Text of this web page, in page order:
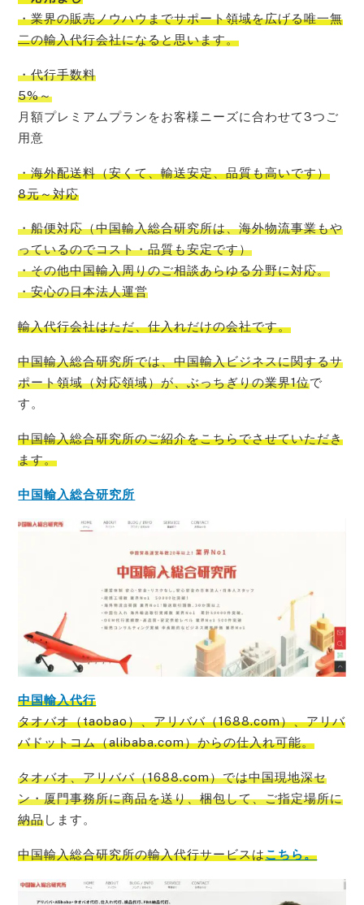
・業界の販売ノウハウまでサポート領域を広げる唯一無
二の輸入代行会社になると思います。
・代行手数料
5%～
月額プレミアムプランをお客様ニーズに合わせて3つご
用意
・海外配送料（安くて、輸送安定、品質も高いです）
8元～対応
・船便対応（中国輸入総合研究所は、海外物流事業もや
っているのでコスト・品質も安定です）
・その他中国輸入周りのご相談あらゆる分野に対応。
・安心の日本法人運営
輸入代行会社はただ、仕入れだけの会社です。
中国輸入総合研究所では、中国輸入ビジネスに関するサ
ポート領域（対応領域）が、ぶっちぎりの業界1位で
す。
中国輸入総合研究所のご紹介をこちらでさせていただき
ます。
中国輸入総合研究所
中国輸入代行
タオバオ（taobao）、アリババ（1688.com）、アリバ
バドットコム（alibaba.com）からの仕入れ可能。
タオバオ、アリババ（1688.com）では中国現地深セ
ン・厦門事務所に商品を送り、梱包して、ご指定場所に
納品します。
中国輸入総合研究所の輸入代行サービスはこちら。